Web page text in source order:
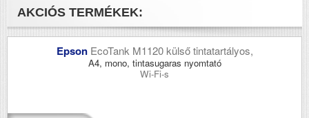
AKCIÓS TERMÉKEK:
Epson EcoTank M1120 külső tintatartályos,
A4, mono, tintasugaras nyomtató
Wi-Fi-s